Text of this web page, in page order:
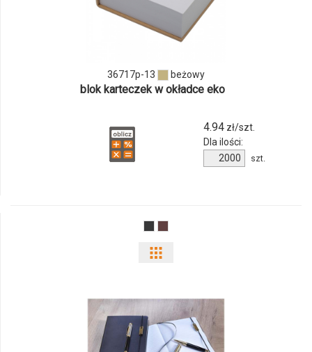
produktu
36717p-
36717p-13 beżowy
blok karteczek w okładce eko
4.94zł/szt.
Dla ilości:
Ilość
produktu
szt.
ilości